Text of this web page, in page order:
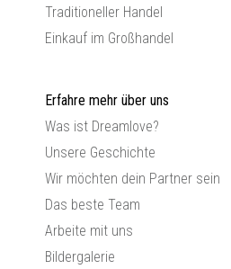
Traditioneller Handel
Einkauf im Großhandel
Erfahre mehr über uns
Was ist Dreamlove?
Unsere Geschichte
Wir möchten dein Partner sein
Das beste Team
Arbeite mit uns
Bildergalerie